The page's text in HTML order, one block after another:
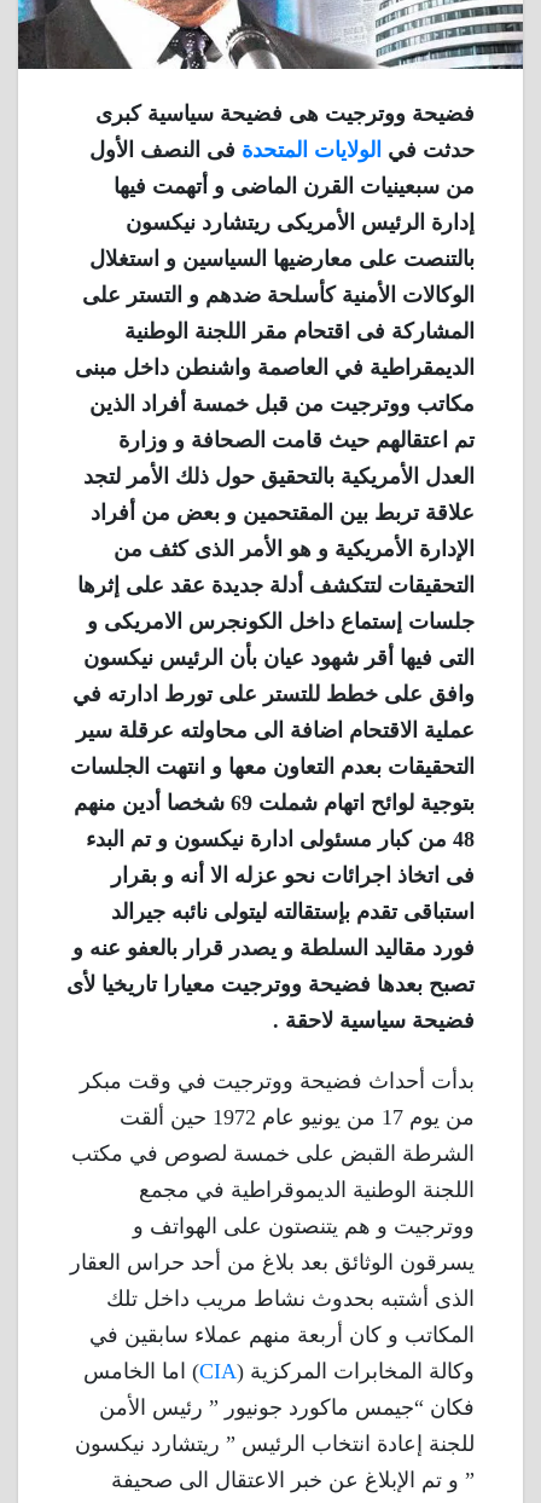
فضيحة ووترجيت هى فضيحة سياسية كبرى
حدثت في الولايات المتحدة فى النصف الأول
من سبعينيات القرن الماضى و أتهمت فيها
إدارة الرئيس الأمريكى ريتشارد نيكسون
بالتنصت على معارضيها السياسين و استغلال
الوكالات الأمنية كأسلحة ضدهم و التستر على
المشاركة فى اقتحام مقر اللجنة الوطنية
الديمقراطية في العاصمة واشنطن داخل مبنى
مكاتب ووترجيت من قبل خمسة أفراد الذين
تم اعتقالهم حيث قامت الصحافة و وزارة
العدل الأمريكية بالتحقيق حول ذلك الأمر لتجد
علاقة تربط بين المقتحمين و بعض من أفراد
الإدارة الأمريكية و هو الأمر الذى كثف من
التحقيقات لتتكشف أدلة جديدة عقد على إثرها
جلسات إستماع داخل الكونجرس الامريكى و
التى فيها أقر شهود عيان بأن الرئيس نيكسون
وافق على خطط للتستر على تورط ادارته في
عملية الاقتحام اضافة الى محاولته عرقلة سير
التحقيقات بعدم التعاون معها و انتهت الجلسات
بتوجية لوائح اتهام شملت 69 شخصا أدين منهم
48 من كبار مسئولى ادارة نيكسون و تم البدء
فى اتخاذ اجرائات نحو عزله الا أنه و بقرار
استباقى تقدم بإستقالته ليتولى نائبه جيرالد
فورد مقاليد السلطة و يصدر قرار بالعفو عنه و
تصبح بعدها فضيحة ووترجيت معيارا تاريخيا لأى
فضيحة سياسية لاحقة .
بدأت أحداث فضيحة ووترجيت في وقت مبكر
من يوم 17 من يونيو عام 1972 حين ألقت
الشرطة القبض على خمسة لصوص في مكتب
اللجنة الوطنية الديموقراطية في مجمع
ووترجيت و هم يتنصتون على الهواتف و
يسرقون الوثائق بعد بلاغ من أحد حراس العقار
الذى أشتبه بحدوث نشاط مريب داخل تلك
المكاتب و كان أربعة منهم عملاء سابقين في
وكالة المخابرات المركزية (CIA) اما الخامس
فكان “جيمس ماكورد جونيور ” رئيس الأمن
للجنة إعادة انتخاب الرئيس ” ريتشارد نيكسون
” و تم الإبلاغ عن خبر الاعتقال الى صحيفة